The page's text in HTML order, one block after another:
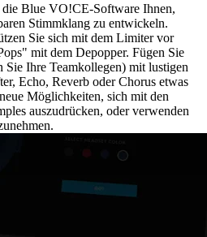
Blue VO!CE-Software Ihnen,
Stimmklang zu entwickeln.
Sie sich mit dem Limiter vor
mit dem Depopper. Fügen Sie
Sie Ihre Teamkollegen) mit lustigen
Echo, Reverb oder Chorus etwas
Möglichkeiten, sich mit den
auszudrücken, oder verwenden